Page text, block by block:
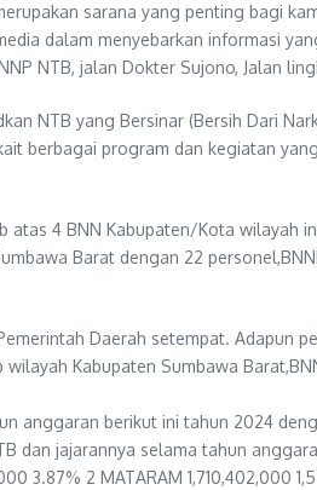
sarana yang penting bagi
dalam menyebarkan informasi
NTB, jalan Dokter Sujono, Jalan
NTB yang Bersinar (Bersih Dari
berbagai program dan kegiatan
4 BNN Kabupaten/Kota wilayah
Barat dengan 22
Daerah setempat. Adapun
Kabupaten Sumbawa
anggaran berikut ini tahun 2024
dan jajarannya selama tahun
3.87% 2 MATARAM 1,710,402,000